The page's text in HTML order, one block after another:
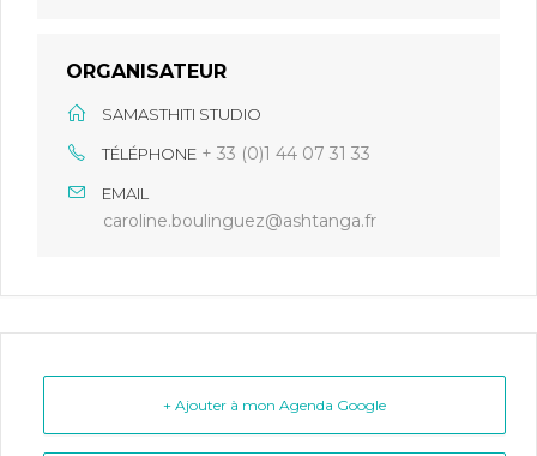
ORGANISATEUR
SAMASTHITI STUDIO
TÉLÉPHONE + 33 (0)1 44 07 31 33
EMAIL
caroline.boulinguez@ashtanga.fr
+ Ajouter à mon Agenda Google